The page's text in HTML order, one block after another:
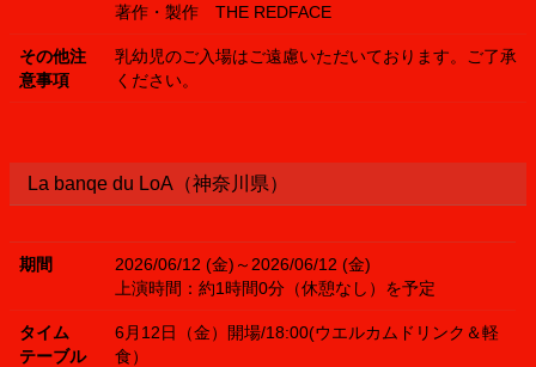
著作・製作 THE REDFACE
その他注
意事項
乳幼児のご入場はご遠慮いただいております。ご了承
ください。
La banqe du LoA（神奈川県）
期間
2026/06/12 (金)～2026/06/12 (金)
上演時間：約1時間0分（休憩なし）を予定
タイム
テーブル
6月12日（金）開場/18:00(ウエルカムドリンク＆軽
食）